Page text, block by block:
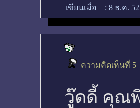
เขียนเมื่อ : 8 ธ.ค.
ความคิดเห็นที่ 5
วู๊ดดี้ คุณ